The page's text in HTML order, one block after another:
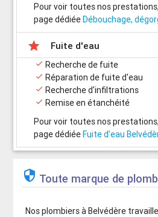
Pour voir toutes nos
page dédiéeDébouchage,
 Fuite d'eau
 Recherche de fuite
 Réparation de fuite d'eau
 Recherche d'infiltrations
 Remise en étanchéité
Pour voir toutes nos
page dédiéeFuite d'eau
 Toute marque de
Nos plombiers à Belvédère